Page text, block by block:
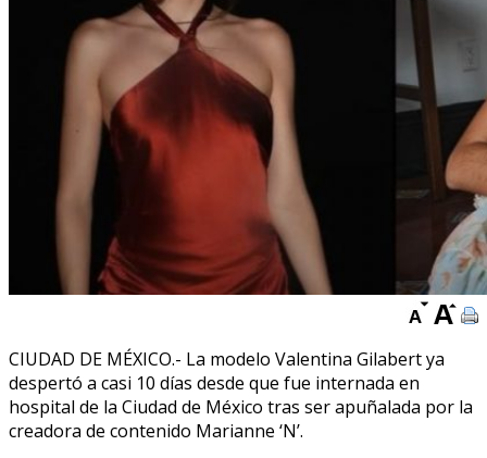
CIUDAD DE MÉXICO.- La modelo Valentina Gilabert ya
despertó a casi 10 días desde que fue internada en
hospital de la Ciudad de México tras ser apuñalada por la
creadora de contenido Marianne ‘N’.